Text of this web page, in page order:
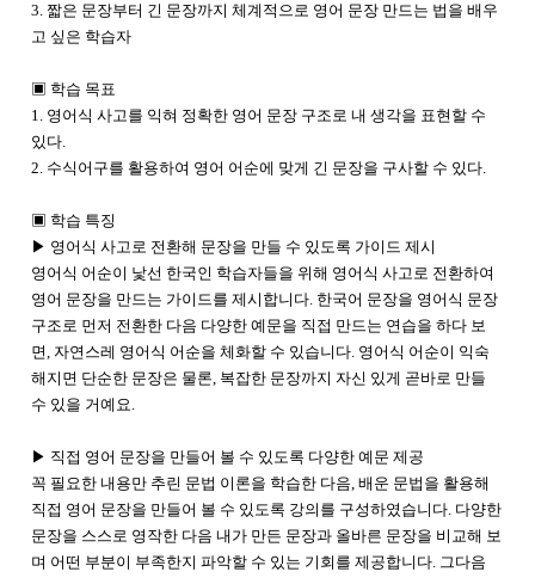
3. 짧은 문장부터 긴 문장까지 체계적으로 영어 문장 만드는 법을 배우
고 싶은 학습자
▣ 학습 목표
1. 영어식 사고를 익혀 정확한 영어 문장 구조로 내 생각을 표현할 수
있다.
2. 수식어구를 활용하여 영어 어순에 맞게 긴 문장을 구사할 수 있다.
▣ 학습 특징
▶ 영어식 사고로 전환해 문장을 만들 수 있도록 가이드 제시
영어식 어순이 낯선 한국인 학습자들을 위해 영어식 사고로 전환하여
영어 문장을 만드는 가이드를 제시합니다. 한국어 문장을 영어식 문장
구조로 먼저 전환한 다음 다양한 예문을 직접 만드는 연습을 하다 보
면, 자연스레 영어식 어순을 체화할 수 있습니다. 영어식 어순이 익숙
해지면 단순한 문장은 물론, 복잡한 문장까지 자신 있게 곧바로 만들
수 있을 거예요.
▶ 직접 영어 문장을 만들어 볼 수 있도록 다양한 예문 제공
꼭 필요한 내용만 추린 문법 이론을 학습한 다음, 배운 문법을 활용해
직접 영어 문장을 만들어 볼 수 있도록 강의를 구성하였습니다. 다양한
문장을 스스로 영작한 다음 내가 만든 문장과 올바른 문장을 비교해 보
며 어떤 부분이 부족한지 파악할 수 있는 기회를 제공합니다. 그다음